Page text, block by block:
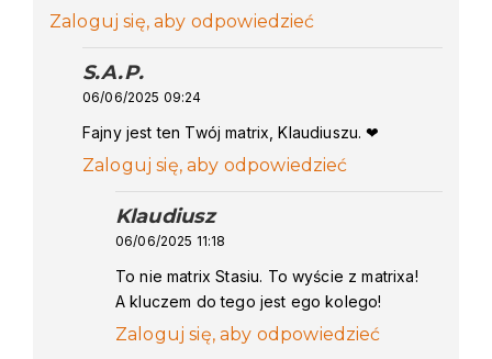
Zaloguj się, aby odpowiedzieć
S.A.P.says:
06/06/2025 09:24
Fajny jest ten Twój matrix, Klaudiuszu. ❤
Zaloguj się, aby odpowiedzieć
Klaudiuszsays:
06/06/2025 11:18
To nie matrix Stasiu. To wyście z matrixa!
A kluczem do tego jest ego kolego!
Zaloguj się, aby odpowiedzieć